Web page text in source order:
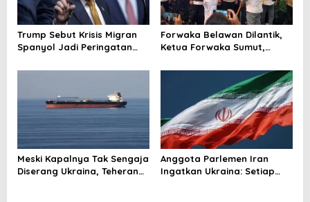
Trump Sebut Krisis Migran
Spanyol Jadi Peringatan
Forwaka Belawan Dilantik,
Ketua Forwaka Sumut,
Profesionalisme Wartawan
di Wilayah Hukum Kejari
Meski Kapalnya Tak Sengaja
Diserang Ukraina, Teheran
Anggota Parlemen Iran
Ingatkan Ukraina: Setiap